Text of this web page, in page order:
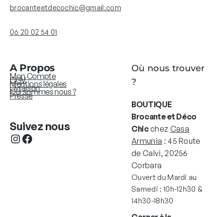
brocanteetdecochic@gmail.com
06 20 02 54 01
A Propos
Mon Compte
CGV
Mentions légales
Livraison
Qui sommes nous ?
Presse
Suivez nous
InstagramFacebook
Où nous trouver
?
BOUTIQUE
Brocante et Déco
Chicchez Casa
Armunia : 45 Route
de Calvi, 20256
Corbara
Ouvert du Mardi au
Samedi : 10h-12h30 &
14h30-18h30